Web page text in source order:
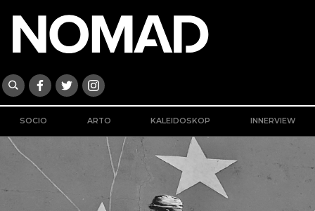
SOCIO ARTO KALEIDOSKOP INNERVIEW